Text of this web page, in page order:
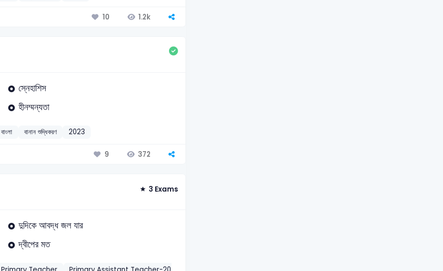
10 1.2k
স্নেহাশিস
হীনম্মন্যতা
বাংলা বানান শুদ্ধিকরণ 2023
9 372
3 Exams
দুদিকে আবদ্ধ জল যার
দ্বীপের মত